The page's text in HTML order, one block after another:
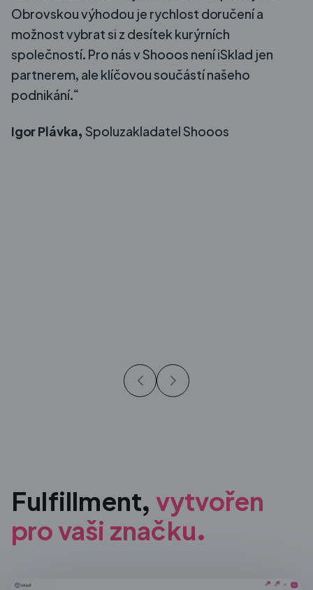
Obrovskou výhodou je rychlost doručení a
možnost vybrat si z desítek kurýrních
společností. Pro nás v Shooos není iSklad jen
partnerem, ale klíčovou součástí našeho
podnikání.“
Igor Plávka, Spoluzakladatel Shooos
Fulfillment, vytvořen
provaši značku.